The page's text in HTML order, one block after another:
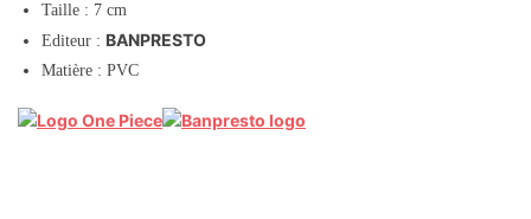
Taille : 7 cm
Editeur : BANPRESTO
Matière : PVC